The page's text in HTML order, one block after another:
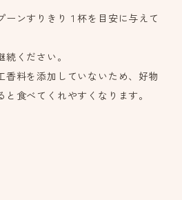
ーンすりきり１杯を目安に与えて
ください。
香料を添加していないため、好物
食べてくれやすくなります。